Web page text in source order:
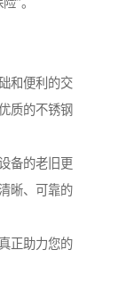
”。
和便利的交
质的不锈钢
备的老旧更
晰、可靠的
正助力您的